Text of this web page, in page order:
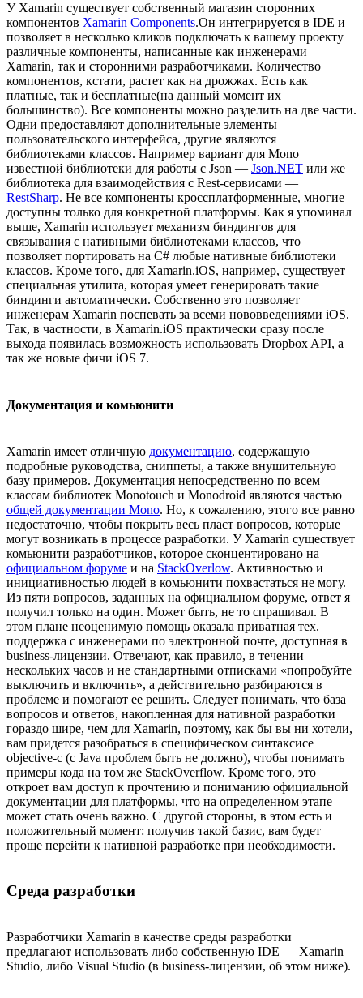
У Xamarin существует собственный магазин сторонних
компонентов Xamarin Components.Он интегрируется в IDE и
позволяет в несколько кликов подключать к вашему проекту
различные компоненты, написанные как инженерами
Xamarin, так и сторонними разработчиками. Количество
компонентов, кстати, растет как на дрожжах. Есть как
платные, так и бесплатные(на данный момент их
большинство). Все компоненты можно разделить на две части.
Одни предоставляют дополнительные элементы
пользовательского интерфейса, другие являются
библиотеками классов. Например вариант для Mono
известной библиотеки для работы с Json — Json.NET или же
библиотека для взаимодействия с Rest-сервисами —
RestSharp. Не все компоненты кроссплатформенные, многие
доступны только для конкретной платформы. Как я упоминал
выше, Xamarin использует механизм биндингов для
связывания с нативными библиотеками классов, что
позволяет портировать на C# любые нативные библиотеки
классов. Кроме того, для Xamarin.iOS, например, существует
специальная утилита, которая умеет генерировать такие
биндинги автоматически. Собственно это позволяет
инженерам Xamarin поспевать за всеми нововведениями iOS.
Так, в частности, в Xamarin.iOS практически сразу после
выхода появилась возможность использовать Dropbox API, а
так же новые фичи iOS 7.
Документация и комьюнити
Xamarin имеет отличную документацию, содержащую
подробные руководства, сниппеты, а также внушительную
базу примеров. Документация непосредственно по всем
классам библиотек Monotouch и Monodroid являются частью
общей документации Mono. Но, к сожалению, этого все равно
недостаточно, чтобы покрыть весь пласт вопросов, которые
могут возникать в процессе разработки. У Xamarin существует
комьюнити разработчиков, которое сконцентировано на
официальном форуме и на StackOverlow. Активностью и
инициативностью людей в комьюнити похвастаться не могу.
Из пяти вопросов, заданных на официальном форуме, ответ я
получил только на один. Может быть, не то спрашивал. В
этом плане неоценимую помощь оказала приватная тех.
поддержка с инженерами по электронной почте, доступная в
business-лицензии. Отвечают, как правило, в течении
нескольких часов и не стандартными отписками «попробуйте
выключить и включить», а действительно разбираются в
проблеме и помогают ее решить. Следует понимать, что база
вопросов и ответов, накопленная для нативной разработки
гораздо шире, чем для Xamarin, поэтому, как бы вы ни хотели,
вам придется разобраться в специфическом синтаксисе
objective-c (c Java проблем быть не должно), чтобы понимать
примеры кода на том же StackOverflow. Кроме того, это
откроет вам доступ к прочтению и пониманию официальной
документации для платформы, что на определенном этапе
может стать очень важно. С другой стороны, в этом есть и
положительный момент: получив такой базис, вам будет
проще перейти к нативной разработке при необходимости.
Среда разработки
Разработчики Xamarin в качестве среды разработки
предлагают использовать либо собственную IDE — Xamarin
Studio, либо Visual Studio (в business-лицензии, об этом ниже).